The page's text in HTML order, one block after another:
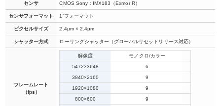
センサ CMOS Sony：IMX183（Exmor R）
センサフォーマット 1”フォーマット
ピクセルサイズ 2.4µm × 2.4µm
シャッター方式 ローリングシャッター（グローバルリセットリリース対応）
フレームレート
（fps）
解像度
モノクロ/カラー
5472×3648
6
3840×2160
9
1920×1080
9
800×600
9